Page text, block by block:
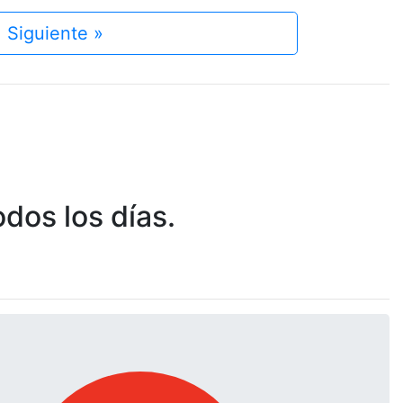
Siguiente »
los días.